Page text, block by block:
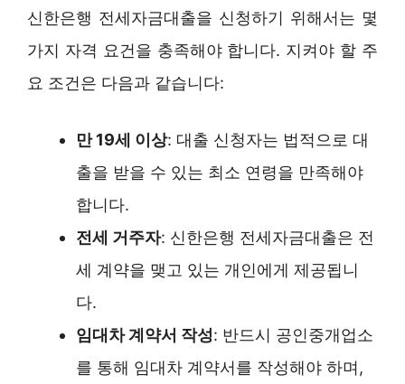
신한은행 전세자금대출을 신청하기 위해서는 몇
가지 자격 요건을 충족해야 합니다. 지켜야 할 주
요 조건은 다음과 같습니다:
만 19세 이상: 대출 신청자는 법적으로 대
출을 받을 수 있는 최소 연령을 만족해야
합니다.
전세 거주자: 신한은행 전세자금대출은 전
세 계약을 맺고 있는 개인에게 제공됩니
다.
임대차 계약서 작성: 반드시 공인중개업소
를 통해 임대차 계약서를 작성해야 하며,